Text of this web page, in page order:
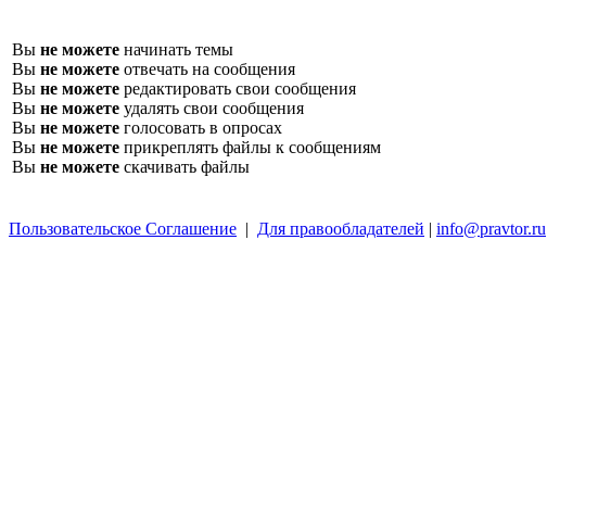
Вы не можете начинать темы
Вы не можете отвечать на сообщения
Вы не можете редактировать свои сообщения
Вы не можете удалять свои сообщения
Вы не можете голосовать в опросах
Вы не можете прикреплять файлы к сообщениям
Вы не можете скачивать файлы
Пользовательское Соглашение | Для правообладателей | info@pravtor.ru